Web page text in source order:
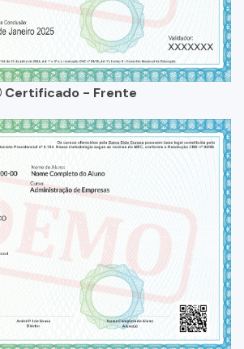
Certificado - Frente